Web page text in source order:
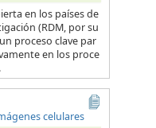
en los países de
(RDM, por su
proceso clave par
en los proce
celulares